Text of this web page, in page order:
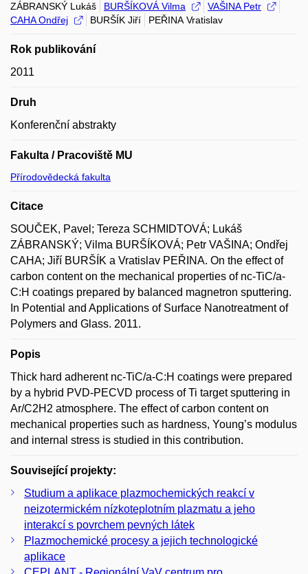
ZÁBRANSKÝ Lukáš
BURŠÍKOVÁ Vilma
VAŠINA Petr
CAHA Ondřej
BURŠÍK Jiří PEŘINA Vratislav
Rok publikování
2011
Druh
Konferenční abstrakty
Fakulta / Pracoviště MU
Přírodovědecká fakulta
Citace
SOUČEK, Pavel; Tereza SCHMIDTOVÁ; Lukáš
ZÁBRANSKÝ; Vilma BURŠÍKOVÁ; Petr VAŠINA; Ondřej
CAHA; Jiří BURŠÍK a Vratislav PEŘINA. On the effect of
carbon content on the mechanical properties of nc-TiC/a-
C:H coatings prepared by balanced magnetron sputtering.
In Potential and Applications of Surface Nanotreatment of
Polymers and Glass. 2011.
Popis
Thick hard adherent nc-TiC/a-C:H coatings were prepared
by a hybrid PVD-PECVD process of Ti target sputtering in
Ar/C2H2 atmosphere. The effect of carbon content on
mechanical properties such as hardness, Young’s modulus
and internal stress is studied in this contribution.
Související projekty:
Studium a aplikace plazmochemických reakcí v
neizotermickém nízkoteplotním plazmatu a jeho
interakcí s povrchem pevných látek
Plazmochemické procesy a jejich technologické
aplikace